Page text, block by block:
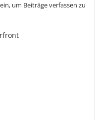
um Beiträge verfassen zu